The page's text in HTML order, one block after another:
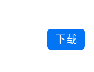
下载